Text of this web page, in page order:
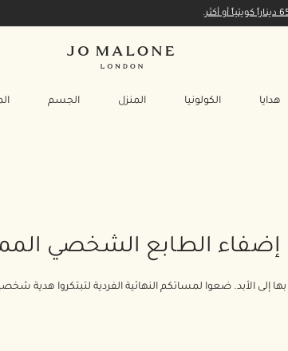
هدايا الكولونيا المنزل الجسم
إضفاء الطابع الشخصي
إلى الأبد. ضعوا لمساتكم النهائية الفردية لتبتكروا